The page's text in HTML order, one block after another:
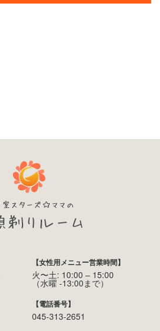
【女性用メニュー営業時間】
火〜土: 10:00 – 15:00
（水曜 -13:00まで）
【電話番号】
045-313-2651